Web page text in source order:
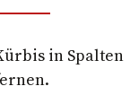
in Spalten